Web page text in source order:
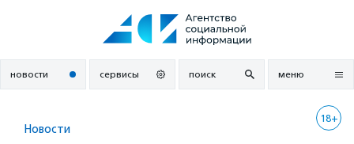
новости сервисы поиск меню
18+
Новости